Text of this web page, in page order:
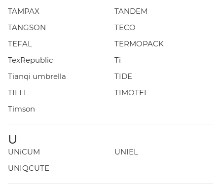
TAMPAX
TANDEM
TANGSON
TECO
TEFAL
TERMOPACK
TexRepublic
Ti
Tianqi umbrella
TIDE
TILLI
TIMOTEI
Timson
U
UNiCUM
UNIEL
UNIQCUTE